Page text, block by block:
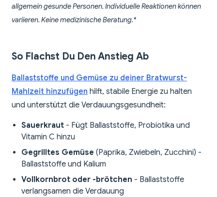
allgemein gesunde Personen. Individuelle Reaktionen können
variieren. Keine medizinische Beratung.*
So Flachst Du Den Anstieg Ab
Ballaststoffe und Gemüse zu deiner Bratwurst-
Mahlzeit hinzufügen hilft, stabile Energie zu halten
und unterstützt die Verdauungsgesundheit:
Sauerkraut - Fügt Ballaststoffe, Probiotika und
Vitamin C hinzu
Gegrilltes Gemüse (Paprika, Zwiebeln, Zucchini) -
Ballaststoffe und Kalium
Vollkornbrot oder -brötchen - Ballaststoffe
verlangsamen die Verdauung